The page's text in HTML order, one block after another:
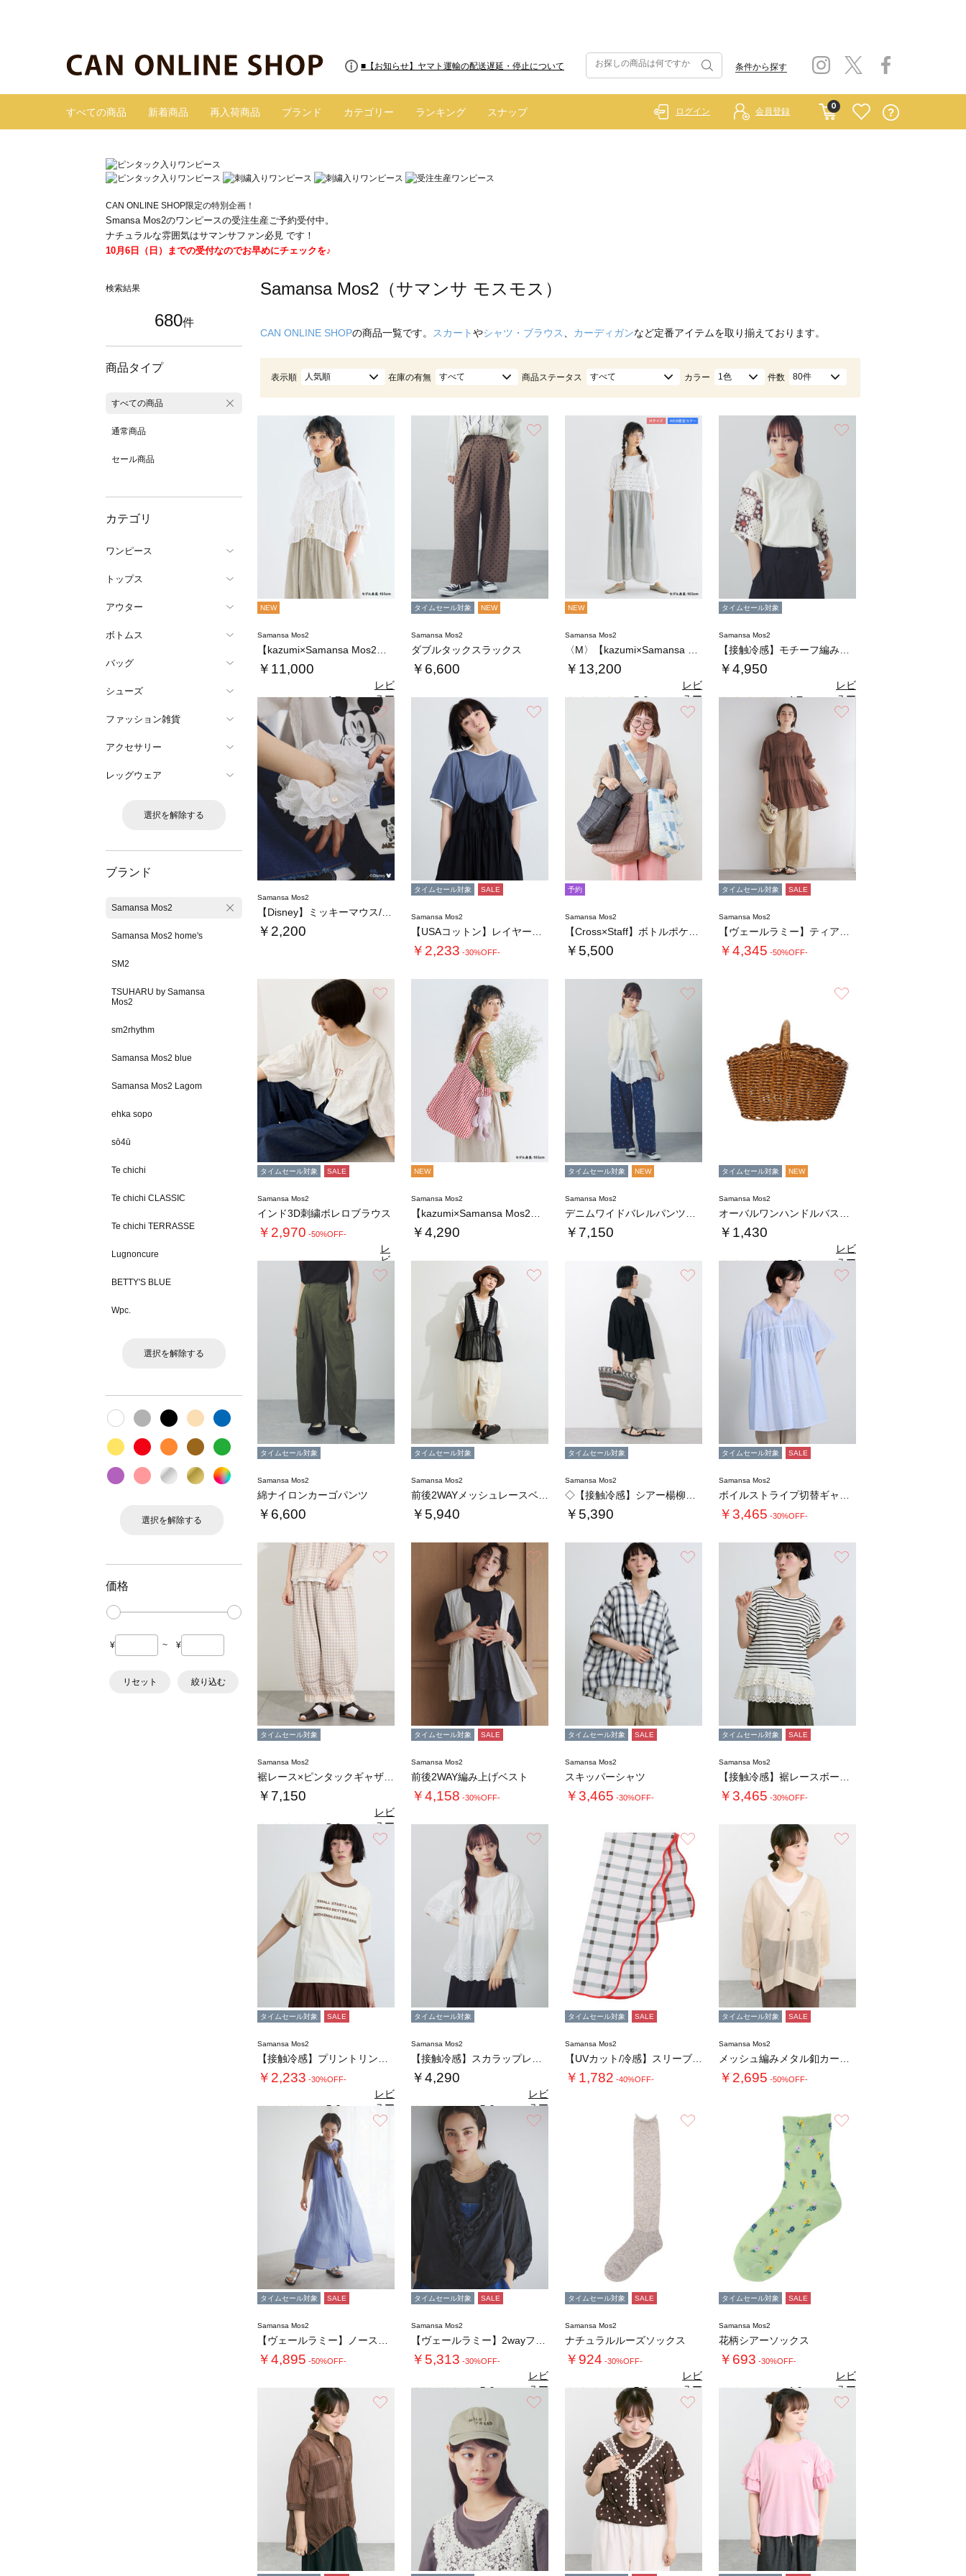
■【お知らせ】ヤマト運輸の配送遅延・停止について 条件から探す
すべての商品 新着商品 再入荷商品 ブランド カテゴリー ランキング スナップ
0
ログイン 会員登録
CAN ONLINE SHOP限定の特別企画！
Smansa Mos2のワンピースの受注生産ご予約受付中。
ナチュラルな雰囲気はサマンサファン必見 です！
10月6日（日）までの受付なのでお早めにチェックを♪
検索結果
680件
商品タイプ
すべての商品
通常商品
セール商品
カテゴリ
ワンピース
トップス
アウター
ボトムス
バッグ
シューズ
ファッション雑貨
アクセサリー
レッグウェア
選択を解除する
ブランド
Samansa Mos2
Samansa Mos2 home's
SM2
TSUHARU by Samansa
Mos2
sm2rhythm
Samansa Mos2 blue
Samansa Mos2 Lagom
ehka sopo
sō4ū
Te chichi
Te chichi CLASSIC
Te chichi TERRASSE
Lugnoncure
BETTY'S BLUE
Wpc.
選択を解除する
選択を解除する
価格
¥ ~ ¥
リセット 絞り込む
Samansa Mos2（サマンサ モスモス）
CAN ONLINE SHOPの商品一覧です。 スカートやシャツ・ブラウス カーディガンなど定番アイテムを取り揃えております。
表示順 人気順 在庫の有無 すべて 商品ステータス すべて カラー 1色 件数 80件
NEW
Samansa Mos2
￥11,000
4.7（3）
レビ
ュー
を見
る
タイムセール対象 NEW
Samansa Mos2
ダブルタックスラックス
￥6,600
NEW
Samansa Mos2
￥13,200
5.0（1）
レビ
ュー
を見
る
タイムセール対象
Samansa Mos2
￥4,950
4.7（3）
レビ
ュー
を見
る
Samansa Mos2
￥2,200
タイムセール対象 SALE
Samansa Mos2
￥2,233 -30%OFF-
予約
Samansa Mos2
￥5,500
タイムセール対象 SALE
Samansa Mos2
￥4,345 -50%OFF-
タイムセール対象 SALE
Samansa Mos2
インド3D刺繍ボレロブラウス
￥2,970 -50%OFF-
4.5（13）
レ
ビ
ュ
ー
NEW
Samansa Mos2
￥4,290
タイムセール対象 NEW
Samansa Mos2
￥7,150
タイムセール対象 NEW
Samansa Mos2
￥1,430
5.0（1）
レビ
ュー
を見
る
タイムセール対象
Samansa Mos2
綿ナイロンカーゴパンツ
￥6,600
タイムセール対象
Samansa Mos2
￥5,940
タイムセール対象
Samansa Mos2
￥5,390
タイムセール対象 SALE
Samansa Mos2
￥3,465 -30%OFF-
タイムセール対象
Samansa Mos2
￥7,150
5.0（1）
レビ
ュー
を見
る
タイムセール対象 SALE
Samansa Mos2
前後2WAY編み上げベスト
￥4,158 -30%OFF-
タイムセール対象 SALE
Samansa Mos2
スキッパーシャツ
￥3,465 -30%OFF-
タイムセール対象 SALE
Samansa Mos2
￥3,465 -30%OFF-
タイムセール対象 SALE
Samansa Mos2
￥2,233 -30%OFF-
5.0
レビ
ュー
を見
る
タイムセール対象
Samansa Mos2
￥4,290
5.0（2）
レビ
ュー
を見
る
タイムセール対象 SALE
Samansa Mos2
￥1,782 -40%OFF-
タイムセール対象 SALE
Samansa Mos2
￥2,695 -50%OFF-
タイムセール対象 SALE
Samansa Mos2
￥4,895 -50%OFF-
タイムセール対象 SALE
Samansa Mos2
￥5,313 -30%OFF-
5.0（1）
レビ
ュー
を見
る
タイムセール対象 SALE
Samansa Mos2
ナチュラルルーズソックス
￥924 -30%OFF-
5.0（3）
レビ
ュー
を見
る
タイムセール対象 SALE
Samansa Mos2
花柄シアーソックス
￥693 -30%OFF-
4.0（1）
レビ
ュー
を見
る